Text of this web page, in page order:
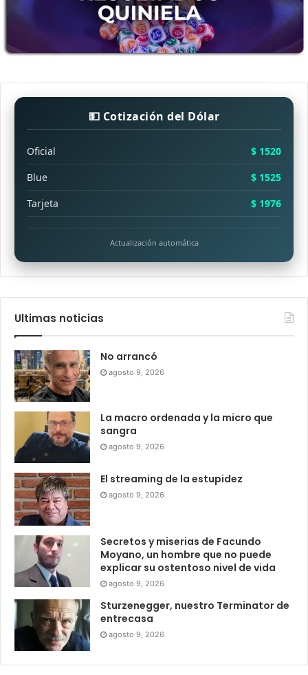
💵 Cotización del Dólar
Oficial
$ 1520
Blue
$ 1525
Tarjeta
$ 1976
Actualización automática
Ultimas noticias
No arrancó
agosto 9, 2026
La macro ordenada y la micro que
sangra
agosto 9, 2026
El streaming de la estupidez
agosto 9, 2026
Secretos y miserias de Facundo
Moyano, un hombre que no puede
explicar su ostentoso nivel de vida
agosto 9, 2026
Sturzenegger, nuestro Terminator de
entrecasa
agosto 9, 2026